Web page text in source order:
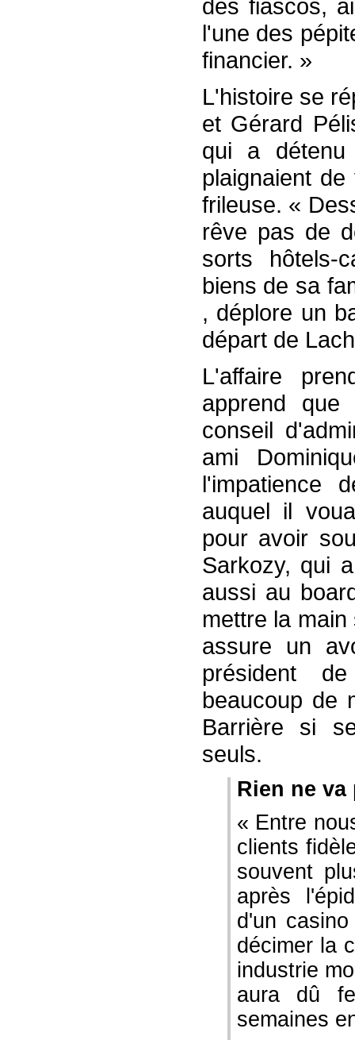
des fiascos,
l'une des
financier. »
L'histoire se
et Gérard
qui a
plaignaient
frileuse. «
rêve pas de
sorts hôtels-
biens de sa
, déplore un
départ de
L'affaire
apprend
conseil
ami
l'impatience
auquel il
pour avoir
Sarkozy, qui
aussi au
mettre la
assure un
président
beaucoup de
Barrière si
seuls.
Rien ne
« Entre
clients
souvent
après
d'un
décimer la
industrie
aura dû
semaines